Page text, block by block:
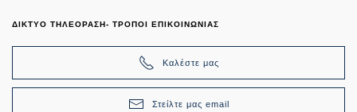
ΔΙΚΤΥΟ ΤΗΛΕΟΡΑΣΗ- ΤΡΟΠΟΙ ΕΠΙΚΟΙΝΩΝΙΑΣ
Καλέστε μας
Στείλτε μας email